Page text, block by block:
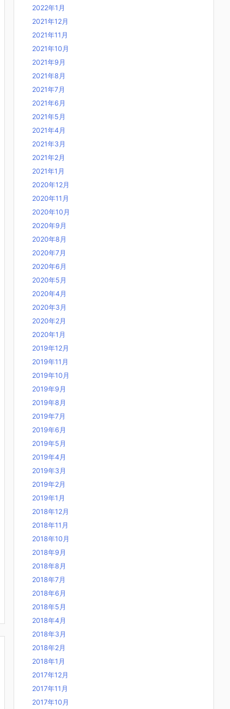
2022年1月
2021年12月
2021年11月
2021年10月
2021年9月
2021年8月
2021年7月
2021年6月
2021年5月
2021年4月
2021年3月
2021年2月
2021年1月
2020年12月
2020年11月
2020年10月
2020年9月
2020年8月
2020年7月
2020年6月
2020年5月
2020年4月
2020年3月
2020年2月
2020年1月
2019年12月
2019年11月
2019年10月
2019年9月
2019年8月
2019年7月
2019年6月
2019年5月
2019年4月
2019年3月
2019年2月
2019年1月
2018年12月
2018年11月
2018年10月
2018年9月
2018年8月
2018年7月
2018年6月
2018年5月
2018年4月
2018年3月
2018年2月
2018年1月
2017年12月
2017年11月
2017年10月